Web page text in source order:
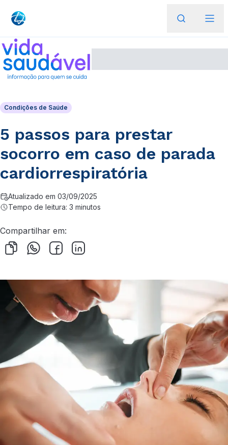
Condições de Saúde
5 passos para prestar
socorro em caso de parada
cardiorrespiratória
Atualizado em 03/09/2025
Tempo de leitura: 3 minutos
Compartilhar em: